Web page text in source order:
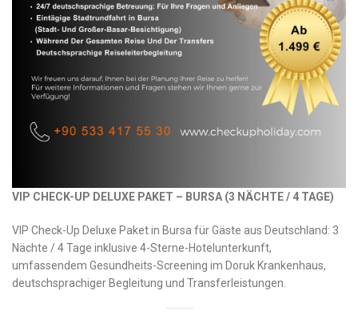
VIP CHECK-UP DELUXE PAKET – BURSA (3 NÄCHTE / 4 TAGE)
VIP Check-Up Deluxe Paket in Bursa für Gäste aus Deutschland: 3
Nächte / 4 Tage inklusive 4-Sterne-Hotelunterkunft,
umfassendem Gesundheits-Screening im Doruk Krankenhaus,
deutschsprachiger Begleitung und Transferleistungen.